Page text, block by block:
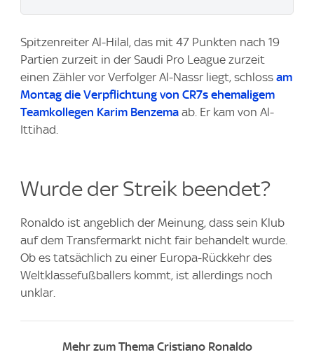
Spitzenreiter Al-Hilal, das mit 47 Punkten nach 19
Partien zurzeit in der Saudi Pro League zurzeit
einen Zähler vor Verfolger Al-Nassr liegt, schloss am
Montag die Verpflichtung von CR7s ehemaligem
Teamkollegen Karim Benzema ab. Er kam von Al-
Ittihad.
Wurde der Streik beendet?
Ronaldo ist angeblich der Meinung, dass sein Klub
auf dem Transfermarkt nicht fair behandelt wurde.
Ob es tatsächlich zu einer Europa-Rückkehr des
Weltklassefußballers kommt, ist allerdings noch
unklar.
Mehr zum Thema Cristiano Ronaldo